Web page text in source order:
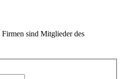
sind Mitglieder des